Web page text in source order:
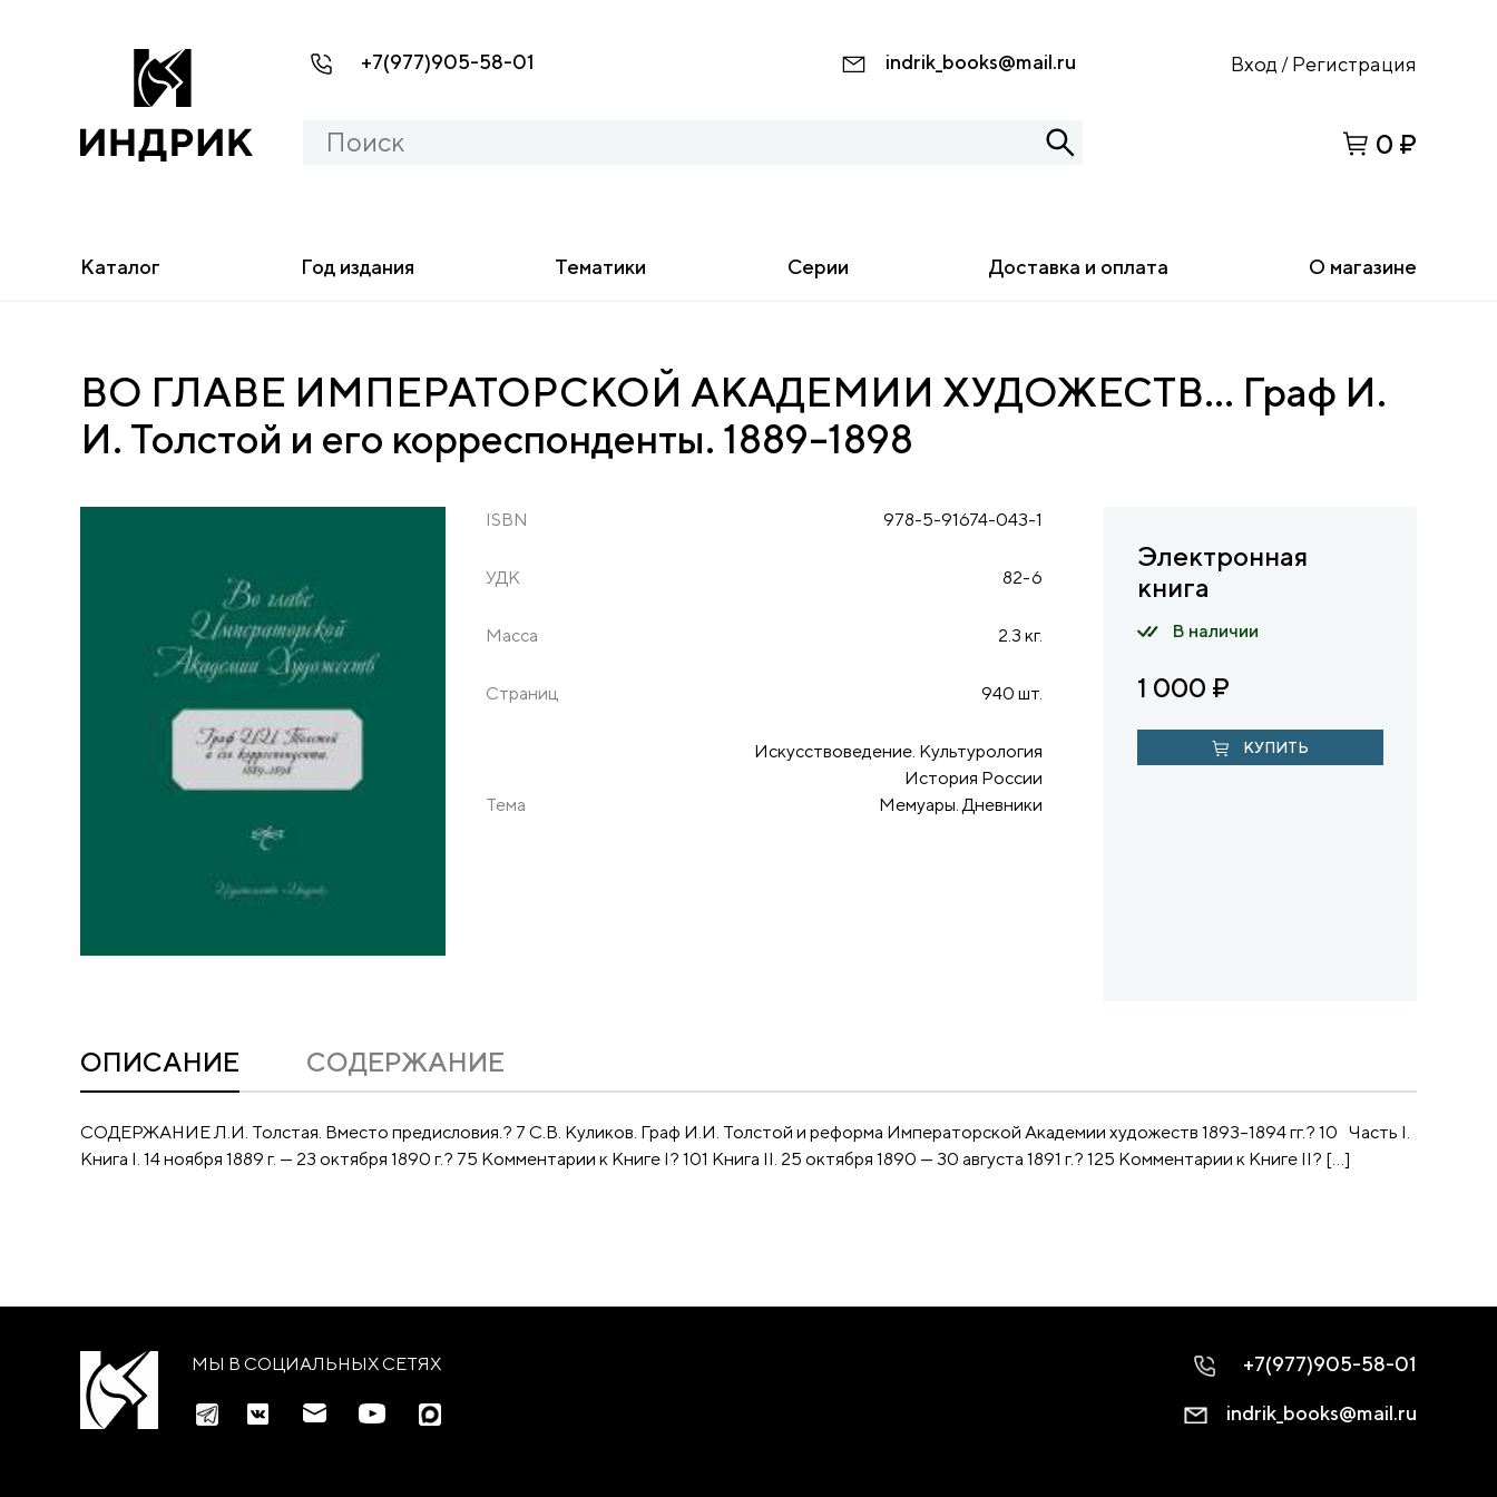
+7(977)905-58-01 indrik_books@mail.ru Вход / Регистрация
0 ₽
Каталог Год издания Тематики Серии Доставка и оплата О магазине
ВО ГЛАВЕ ИМПЕРАТОРСКОЙ АКАДЕМИИ ХУДОЖЕСТВ… Граф И.
И. Толстой и его корреспонденты. 1889–1898
ISBN 978-5-91674-043-1
УДК 82-6
Масса 2.3 кг.
Страниц 940 шт.
Тема
Искусствоведение. Культурология
История России
Мемуары. Дневники
Электронная
книга
В наличии
1 000 ₽
КУПИТЬ
ОПИСАНИЕ CОДЕРЖАНИЕ
СОДЕРЖАНИЕ Л.И. Толстая. Вместо предисловия.? 7 С.В. Куликов. Граф И.И. Толстой и реформа Императорской Академии художеств 1893–1894 гг.? 10 Часть I.
Книга I. 14 ноября 1889 г. — 23 октября 1890 г.? 75 Комментарии к Книге I? 101 Книга II. 25 октября 1890 — 30 августа 1891 г.? 125 Комментарии к Книге II? […]
МЫ В СОЦИАЛЬНЫХ СЕТЯХ +7(977)905-58-01
indrik_books@mail.ru